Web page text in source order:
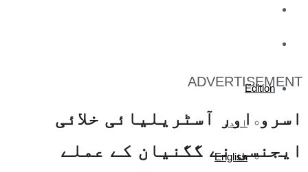
Edition
اردو
English
ADVERTISEMENT
اسرو اور آسٹریلیائی خلائی
ایجنسی نے گگنیان کے عملے